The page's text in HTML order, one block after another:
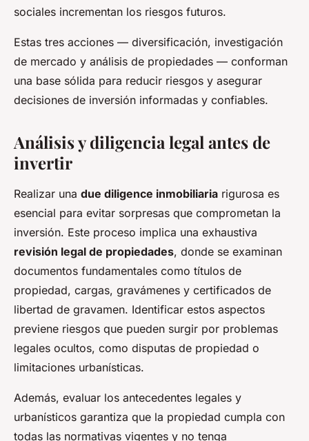
sociales incrementan los riesgos futuros.
Estas tres acciones — diversificación, investigación
de mercado y análisis de propiedades — conforman
una base sólida para reducir riesgos y asegurar
decisiones de inversión informadas y confiables.
Análisis y diligencia legal antes de
invertir
Realizar una due diligence inmobiliaria rigurosa es
esencial para evitar sorpresas que comprometan la
inversión. Este proceso implica una exhaustiva
revisión legal de propiedades, donde se examinan
documentos fundamentales como títulos de
propiedad, cargas, gravámenes y certificados de
libertad de gravamen. Identificar estos aspectos
previene riesgos que pueden surgir por problemas
legales ocultos, como disputas de propiedad o
limitaciones urbanísticas.
Además, evaluar los antecedentes legales y
urbanísticos garantiza que la propiedad cumpla con
todas las normativas vigentes y no tenga